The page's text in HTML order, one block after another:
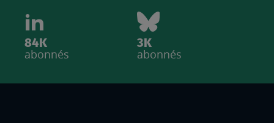
84K
abonnés
3K
abonnés